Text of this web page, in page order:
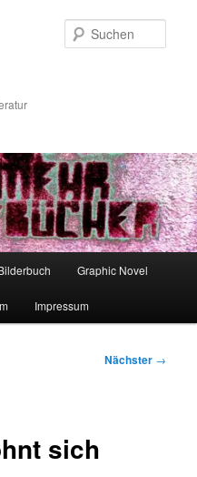
Graphic Novel
Impressum
Nächster →
sich